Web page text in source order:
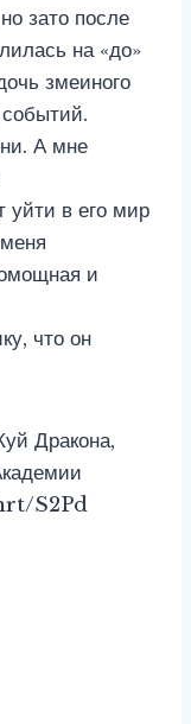
зато после
на «до»
змеиного
А мне
уйти в его мир
и
что он
Дракона,
S2Pd